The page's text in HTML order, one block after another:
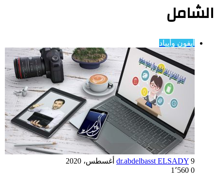
الشامل
أيفون وأيباد
dr.abdelbasst ELSADY 9 أغسطس، 2020
0